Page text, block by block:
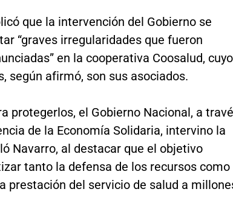
que la intervención del Gobierno se
“graves irregularidades que fueron
en la cooperativa Coosalud,
según afirmó, son sus asociados.
protegerlos, el Gobierno Nacional, a
de la Economía Solidaria, intervino la
Navarro, al destacar que el objetivo
tanto la defensa de los recursos como
prestación del servicio de salud a